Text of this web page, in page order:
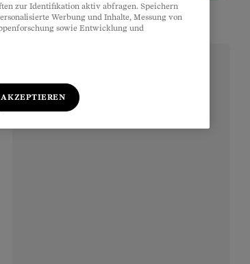
zur Identifikation aktiv abfragen. Speichern
Werbung und Inhalte, Messung von
sowie Entwicklung und
AKZEPTIEREN